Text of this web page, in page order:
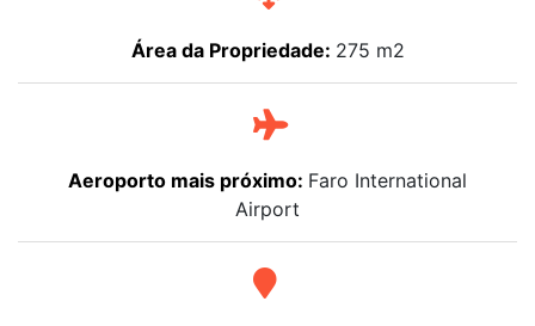
Área da Propriedade: 275 m2
Aeroporto mais próximo: Faro International
Airport